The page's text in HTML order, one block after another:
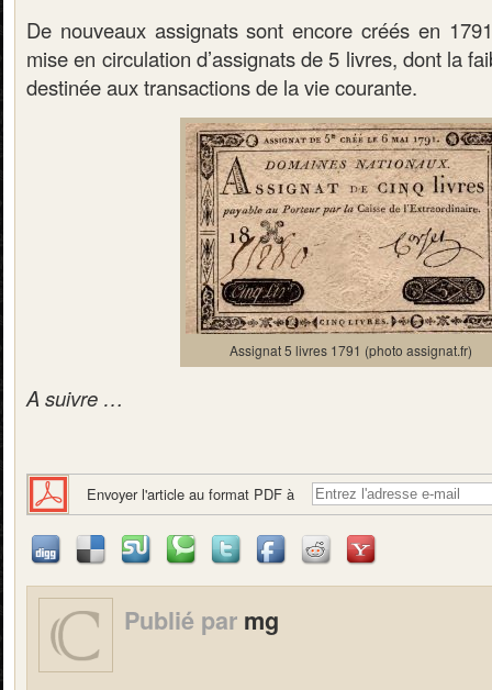
De nouveaux assignats sont encore créés en
mise en circulation d’assignats de 5 livres, dont la
destinée aux transactions de la vie courante.
Assignat 5 livres 1791 (photo assignat.fr)
A suivre …
Envoyer l'article au format PDF à
Publié par mg